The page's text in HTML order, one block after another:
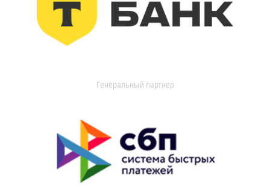
Генеральный партнер